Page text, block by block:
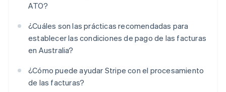
ATO?
¿Cuáles son las prácticas recomendadas para
establecer las condiciones de pago de las facturas
en Australia?
¿Cómo puede ayudar Stripe con el procesamiento
de las facturas?